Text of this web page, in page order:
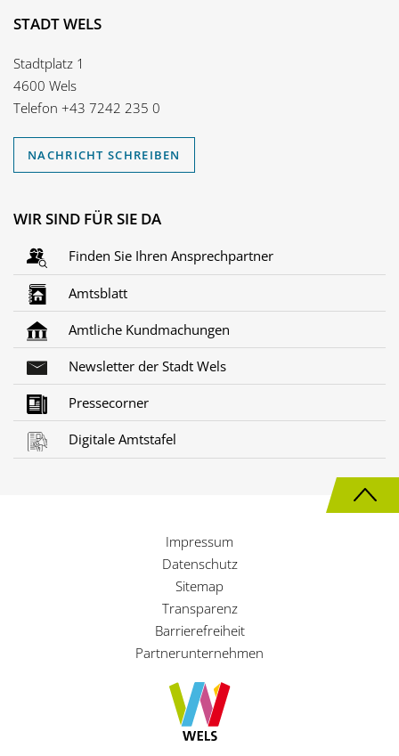
STADT WELS
Stadtplatz 1
4600 Wels
Telefon +43 7242 235 0
NACHRICHT SCHREIBEN
WIR SIND FÜR SIE DA
Finden Sie Ihren Ansprechpartner
Amtsblatt
Amtliche Kundmachungen
Newsletter der Stadt Wels
Pressecorner
Digitale Amtstafel
Impressum
Datenschutz
Sitemap
Transparenz
Barrierefreiheit
Partnerunternehmen